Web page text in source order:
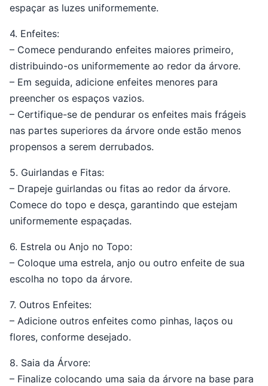
espaçar as luzes uniformemente.
4. Enfeites:
– Comece pendurando enfeites maiores primeiro,
distribuindo-os uniformemente ao redor da árvore.
– Em seguida, adicione enfeites menores para
preencher os espaços vazios.
– Certifique-se de pendurar os enfeites mais frágeis
nas partes superiores da árvore onde estão menos
propensos a serem derrubados.
5. Guirlandas e Fitas:
– Drapeje guirlandas ou fitas ao redor da árvore.
Comece do topo e desça, garantindo que estejam
uniformemente espaçadas.
6. Estrela ou Anjo no Topo:
– Coloque uma estrela, anjo ou outro enfeite de sua
escolha no topo da árvore.
7. Outros Enfeites:
– Adicione outros enfeites como pinhas, laços ou
flores, conforme desejado.
8. Saia da Árvore:
– Finalize colocando uma saia da árvore na base para